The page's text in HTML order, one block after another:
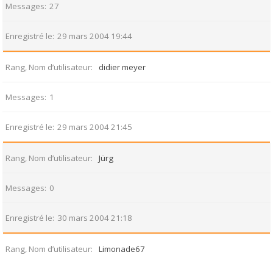
Messages 27
Enregistré le 29 mars 2004 19:44
Rang, Nom d’utilisateur didier meyer
Messages 1
Enregistré le 29 mars 2004 21:45
Rang, Nom d’utilisateur Jürg
Messages 0
Enregistré le 30 mars 2004 21:18
Rang, Nom d’utilisateur Limonade67